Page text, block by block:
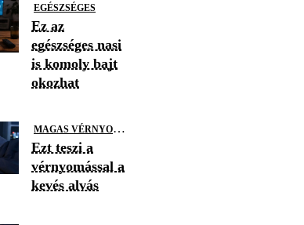
EGÉSZSÉGES
Ez az
egészséges nasi
is komoly bajt
okozhat
M
AGAS VÉRNYOMÁS
Ezt teszi a
vérnyomással a
kevés alvás